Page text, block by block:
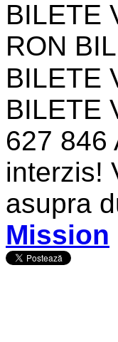
BILETE
RON
BILETE
BILETE
627 846
interzis!
asupra
Mission